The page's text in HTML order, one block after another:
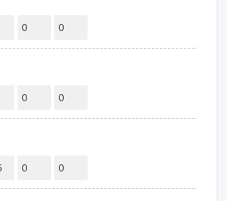
0 0
0 0
0 0